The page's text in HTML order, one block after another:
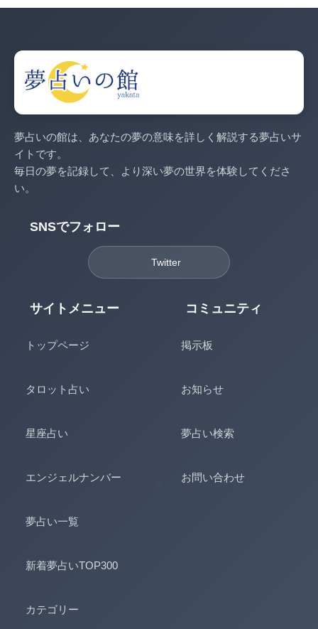
夢占いの館は、あなたの夢の意味を詳しく解説する夢占いサ
イトです。
毎日の夢を記録して、より深い夢の世界を体験してくださ
い。
SNSでフォロー
Twitter
サイトメニュー
トップページ
タロット占い
星座占い
エンジェルナンバー
夢占い一覧
新着夢占いTOP300
カテゴリー
コミュニティ
掲示板
お知らせ
夢占い検索
お問い合わせ